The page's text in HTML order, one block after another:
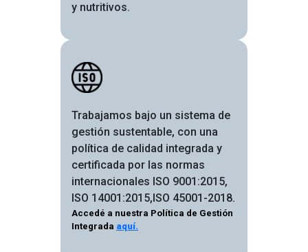
y nutritivos.
Image
Trabajamos bajo un sistema de
gestión sustentable, con una
política de calidad integrada y
certificada por las normas
internacionales ISO 9001:2015,
ISO 14001:2015,ISO 45001-2018.
Accedé a nuestra Política de Gestión
Integrada aquí.